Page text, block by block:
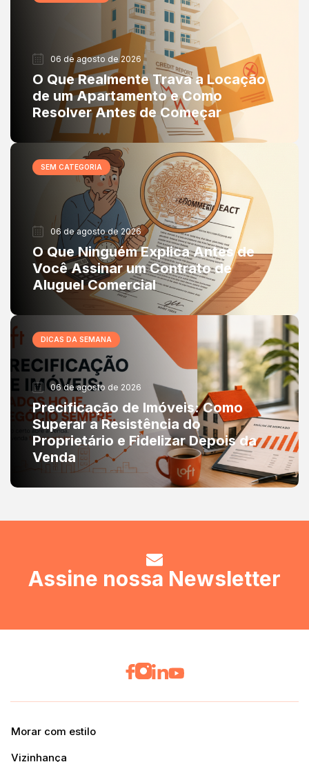
06 de agosto de 2026
O Que Realmente Trava a Locação
de um Apartamento e Como
Resolver Antes de Começar
SEM CATEGORIA
06 de agosto de 2026
O Que Ninguém Explica Antes de
Você Assinar um Contrato de
Aluguel Comercial
DICAS DA SEMANA
06 de agosto de 2026
Precificação de Imóveis: Como
Superar a Resistência do
Proprietário e Fidelizar Depois da
Venda
Assine nossa Newsletter
Morar com estilo
Vizinhança